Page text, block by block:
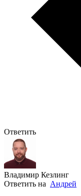
Ответить
Владимир Кезлинг
Ответить на Андрей